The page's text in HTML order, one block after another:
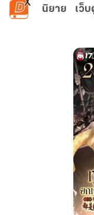
ข้ามไปยังเนื้อหาหลัก
นิยาย เว็